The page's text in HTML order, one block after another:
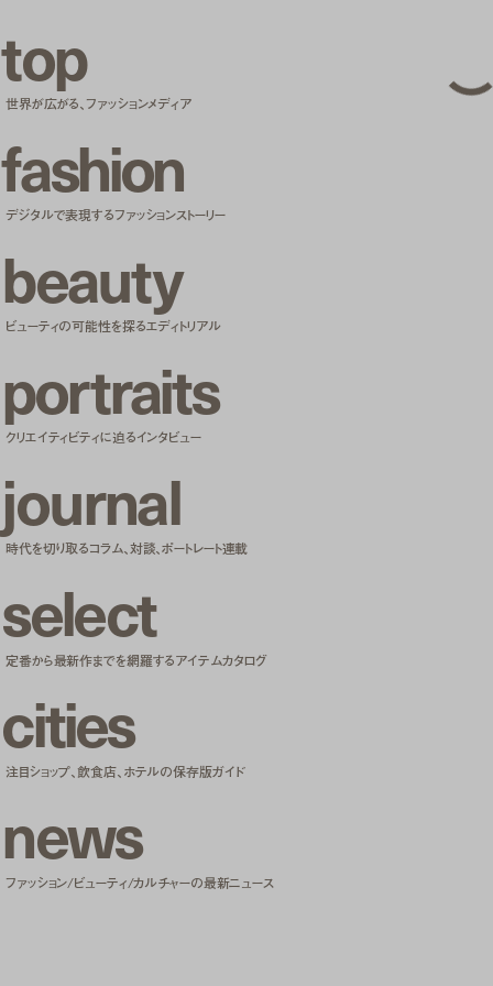
top
世界が広がる、ファッションメディア
fashion
デジタルで表現するファッションストーリー
beauty
ビューティの可能性を探るエディトリアル
portraits
クリエイティビティに迫るインタビュー
journal
時代を切り取るコラム、対談、ポートレート連載
select
定番から最新作までを網羅するアイテムカタログ
cities
注目ショップ、飲食店、ホテルの保存版ガイド
news
ファッション/ビューティ/カルチャーの最新ニュース